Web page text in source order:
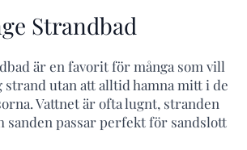
Strandbad
är en favorit för många som vill
strand utan att alltid hamna mitt i de
Vattnet är ofta lugnt, stranden
sanden passar perfekt för sandslott